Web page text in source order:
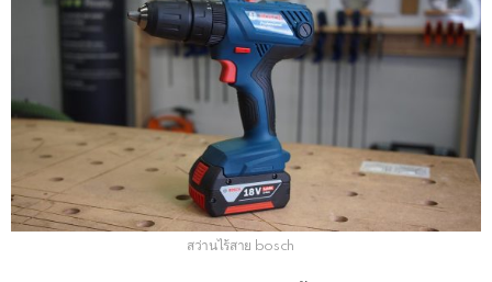
สว่านไร้สาย bosch